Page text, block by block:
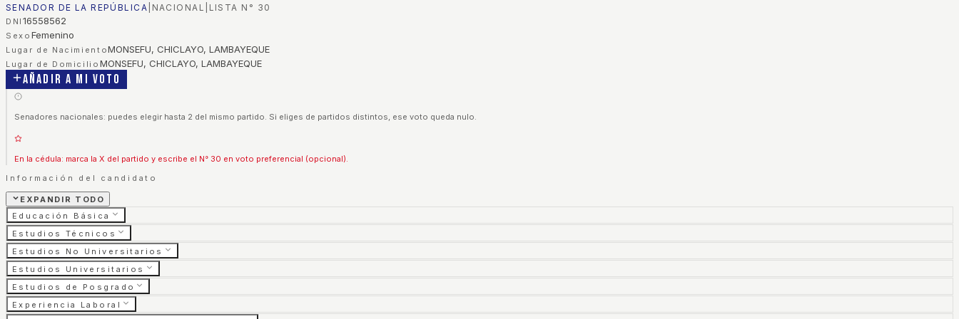
SENADOR DE LA REPÚBLICA NACIONAL LISTA N° 30
DNI 16558562
Sexo Femenino
Lugar de NacimientoMONSEFU, CHICLAYO, LAMBAYEQUE
Lugar de Domicilio MONSEFU, CHICLAYO, LAMBAYEQUE
Añadir a mi voto
Senadores nacionales: puedes elegir hasta 2 del mismo partido. Si eliges de partidos distintos, ese voto queda nulo.
En la cédula: marca la X del partido y escribe el N° 30 en voto preferencial (opcional).
Información del candidato
EXPANDIR TODO
Educación Básica
Estudios Técnicos
Estudios No Universitarios
Estudios Universitarios
Estudios de Posgrado
Experiencia Laboral